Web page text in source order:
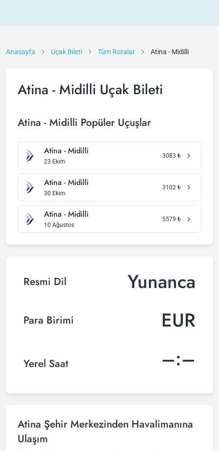
Anasayfa Uçak Bileti Tüm Rotalar Atina - Midilli
Atina - Midilli Uçak Bileti
Atina - Midilli Popüler Uçuşlar
Atina - Midilli
23 Ekim
3083 ₺
Atina - Midilli
30 Ekim
3102 ₺
Atina - Midilli
10 Ağustos
5579 ₺
Resmi Dil Yunanca
Para Birimi EUR
Yerel Saat –:–
Atina Şehir Merkezinden Havalimanına
Ulaşım